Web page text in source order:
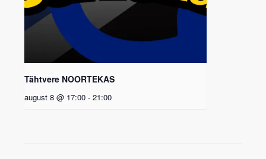
Tähtvere NOORTEKAS
august 8 @ 17:00 - 21:00